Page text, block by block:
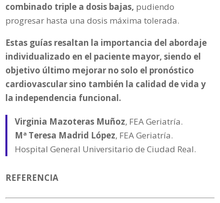
combinado triple a dosis bajas, pudiendo
progresar hasta una dosis máxima tolerada.
Estas guías resaltan la importancia del abordaje
individualizado en el paciente mayor, siendo el
objetivo último mejorar no solo el pronóstico
cardiovascular sino también la calidad de vida y
la independencia funcional.
Virginia Mazoteras Muñoz, FEA Geriatría.
Mª Teresa Madrid López, FEA Geriatría.
Hospital General Universitario de Ciudad Real.
REFERENCIA